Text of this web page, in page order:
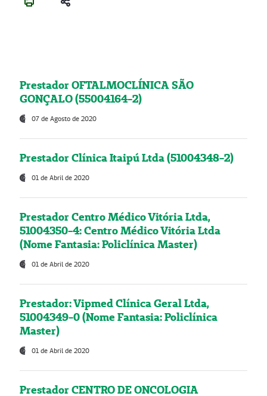
Prestador OFTALMOCLÍNICA SÃO
GONÇALO (55004164-2)
07 de Agosto de 2020
Prestador Clínica Itaipú Ltda (51004348-2)
01 de Abril de 2020
Prestador Centro Médico Vitória Ltda,
51004350-4: Centro Médico Vitória Ltda
(Nome Fantasia: Policlínica Master)
01 de Abril de 2020
Prestador: Vipmed Clínica Geral Ltda,
51004349-0 (Nome Fantasia: Policlínica
Master)
01 de Abril de 2020
Prestador CENTRO DE ONCOLOGIA